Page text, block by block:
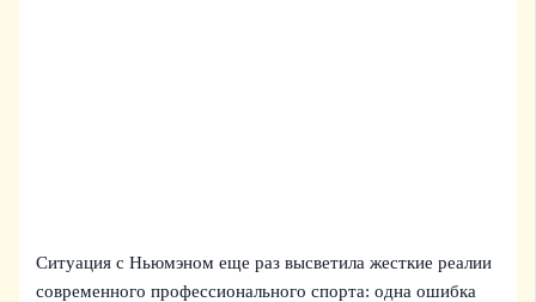
Ситуация с Ньюмэном еще раз высветила жесткие реалии
современного профессионального спорта: одна ошибка